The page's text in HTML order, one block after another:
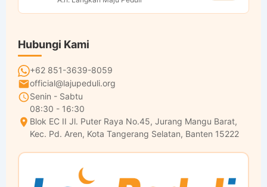
Hubungi Kami
+62 851-3639-8059
official@lajupeduli.org
Senin - Sabtu
08:30 - 16:30
Blok EC II Jl. Puter Raya No.45, Jurang Mangu Barat,
Kec. Pd. Aren, Kota Tangerang Selatan, Banten 15222